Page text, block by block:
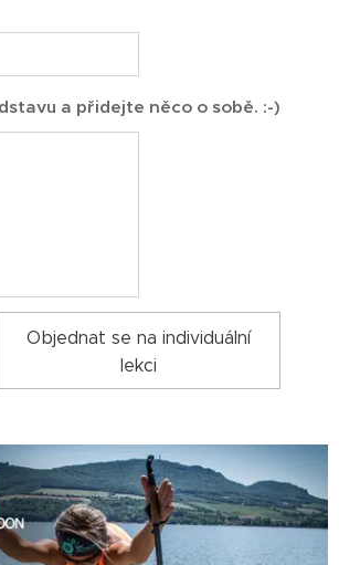
a přidejte něco o sobě. :-)
Objednat se na individuální
lekci